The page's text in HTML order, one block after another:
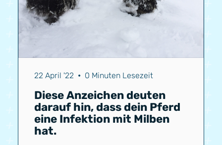
22 April '22 • 0 Minuten Lesezeit
Diese Anzeichen deuten
darauf hin, dass dein Pferd
eine Infektion mit Milben
hat.